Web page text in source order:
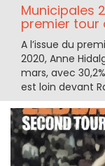
Municipales
premier tour
A l’issue du
2020, Anne
mars, avec
est loin devant